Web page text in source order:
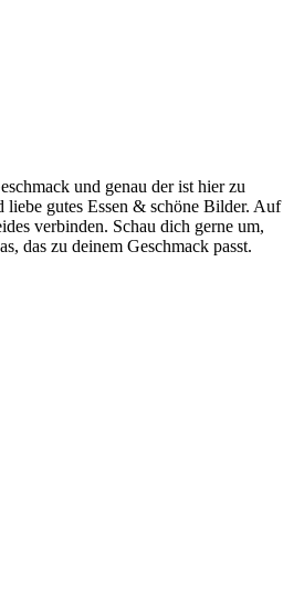
und genau der ist hier zu
liebe gutes Essen & schöne Bilder. Auf
verbinden. Schau dich gerne um,
das zu deinem Geschmack passt.